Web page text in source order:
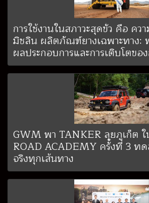
การใช้งานในสภาวะสุดขั้ว คือ คว
มิชลิน ผลิตภัณฑ์ยางเฉพาะทาง:
ผลประกอบการและการเติบโตข
GWM พา TANKER ลุยภูเก็ต
ROAD ACADEMY ครั้งที่ 3 ท
จริงทุกเส้นทาง